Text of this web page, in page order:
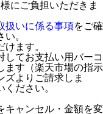
にご負担いただきま
扱いに係る事項をご確
。
ます。
してお支払い用バーコ
ます（楽天市場の指示
ズよりご請求しま
ださい。
キャンセル・金額を変